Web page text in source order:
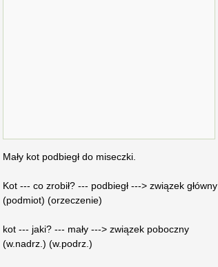
Mały kot podbiegł do miseczki.
Kot --- co zrobił? --- podbiegł ---> związek główny
(podmiot) (orzeczenie)
kot --- jaki? --- mały ---> związek poboczny
(w.nadrz.) (w.podrz.)